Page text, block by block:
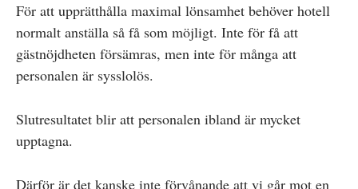
För att upprätthålla maximal lönsamhet behöver hotell
normalt anställa så få som möjligt. Inte för få att
gästnöjdheten försämras, men inte för många att
personalen är sysslolös.
Slutresultatet blir att personalen ibland är mycket
upptagna.
Därför är det kanske inte förvånande att vi går mot en